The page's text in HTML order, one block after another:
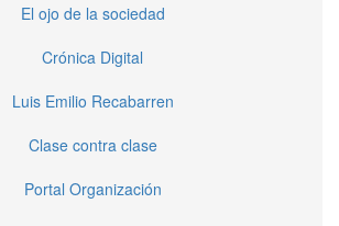
El ojo de la sociedad
Crónica Digital
Luis Emilio Recabarren
Clase contra clase
Portal Organización